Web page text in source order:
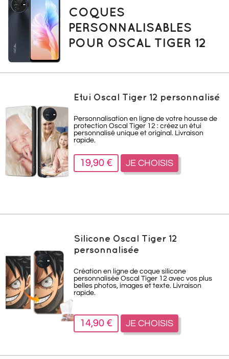
COQUES
PERSONNALISABLES
POUR OSCAL TIGER 12
Etui Oscal Tiger 12 personnalisé
Personnalisation en ligne de votre housse de
protection Oscal Tiger 12 : créez un étui
personnalisé unique et original. Livraison
rapide.
19,90 € JE CHOISIS
Silicone Oscal Tiger 12
personnalisée
Création en ligne de coque silicone
personnalisée Oscal Tiger 12 avec vos plus
belles photos, images et texte. Livraison
rapide.
14,90 € JE CHOISIS